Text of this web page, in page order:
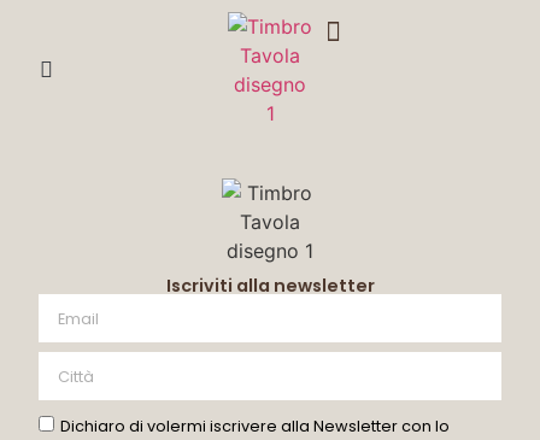
Iscriviti alla newsletter
Dichiaro di volermi iscrivere alla Newsletter con lo